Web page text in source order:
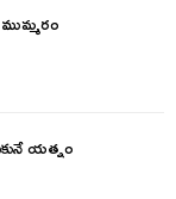
యత్నం